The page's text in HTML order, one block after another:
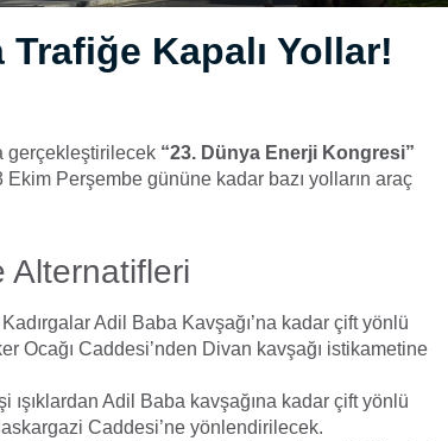
Kapalı Yollar!
gerçekleştirilecek “23. Dünya Enerji Kongresi”
Perşembe gününe kadar bazı yolların araç
Alternatifleri
Adil Baba Kavşağı’na kadar çift yönlü
Ocağı Caddesi’nden Divan kavşağı istikametine
Adil Baba kavşağına kadar çift yönlü
Caddesi’ne yönlendirilecek.